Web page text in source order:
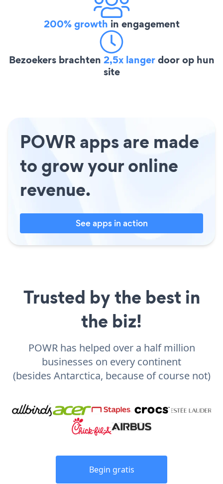
200% growth in engagement
Bezoekers brachten 2,5x langerdoor op hun
site
POWR apps are made
to grow your online
revenue.
See apps in action
Trusted by the best in
the biz!
POWR has helped over a half million
businesses on every continent
(besides Antarctica, because of course not)
Begin gratis